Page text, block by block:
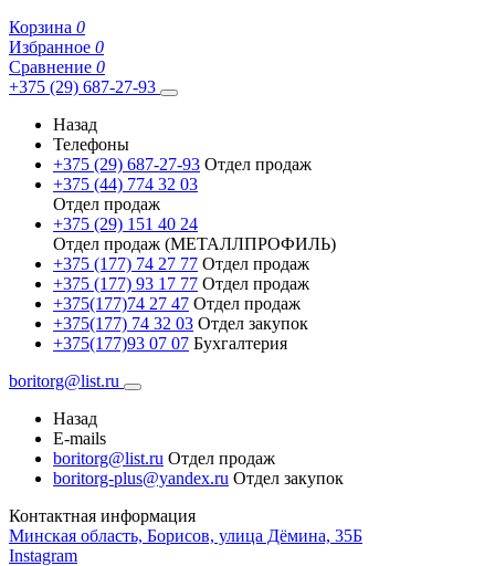
Корзина 0
Избранное 0
Сравнение 0
+375 (29) 687-27-93
Назад
Телефоны
+375 (29) 687-27-93 Отдел продаж
+375 (44) 774 32 03
Отдел продаж
+375 (29) 151 40 24
Отдел продаж (МЕТАЛЛПРОФИЛЬ)
+375 (177) 74 27 77 Отдел продаж
+375 (177) 93 17 77 Отдел продаж
+375(177)74 27 47 Отдел продаж
+375(177) 74 32 03 Отдел закупок
+375(177)93 07 07 Бухгалтерия
boritorg@list.ru
Назад
E-mails
boritorg@list.ru Отдел продаж
boritorg-plus@yandex.ru Отдел закупок
Контактная информация
Минская область, Борисов, улица Дёмина, 35Б
Instagram